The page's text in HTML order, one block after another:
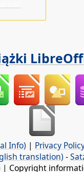
Info) | Privacy
translation) -
| Copyright